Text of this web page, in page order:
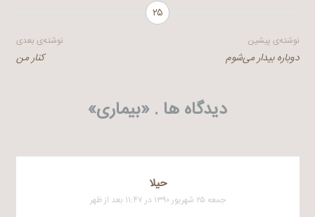
۲۵
راهبری
نوشته‌ی پیشین
دوباره بیدار می‌شوم
نوشته‌ی بعدی
کنار من
دیدگاه ها . «بیماری»
حیلا
جمعه ۲۵ شهریور ۱۳۹۰ در ۱۱:۴۷ بعد از ظهر